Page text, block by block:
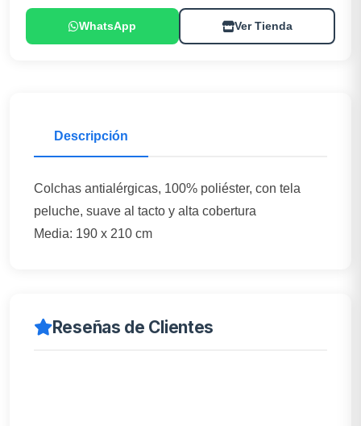
WhatsApp Ver Tienda
Descripción
Colchas antialérgicas, 100% poliéster, con tela
peluche, suave al tacto y alta cobertura
Media: 190 x 210 cm
Reseñas de Clientes